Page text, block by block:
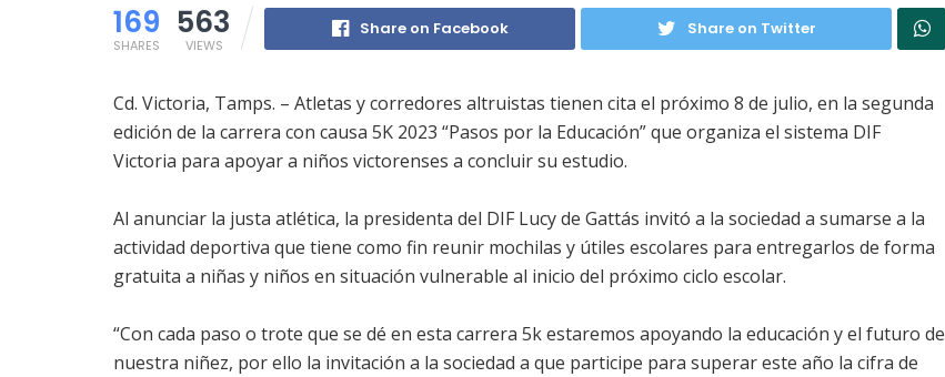
169
SHARES
563
VIEWS
Share on Facebook Share on Twitter
Cd. Victoria, Tamps. – Atletas y corredores altruistas tienen cita el próximo 8 de julio, en la segunda
edición de la carrera con causa 5K 2023 “Pasos por la Educación” que organiza el sistema DIF
Victoria para apoyar a niños victorenses a concluir su estudio.
Al anunciar la justa atlética, la presidenta del DIF Lucy de Gattás invitó a la sociedad a sumarse a la
actividad deportiva que tiene como fin reunir mochilas y útiles escolares para entregarlos de forma
gratuita a niñas y niños en situación vulnerable al inicio del próximo ciclo escolar.
“Con cada paso o trote que se dé en esta carrera 5k estaremos apoyando la educación y el futuro de
nuestra niñez, por ello la invitación a la sociedad a que participe para superar este año la cifra de